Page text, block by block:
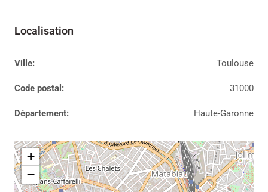
Localisation
Ville: Toulouse
Code postal: 31000
Département: Haute-Garonne
+
−